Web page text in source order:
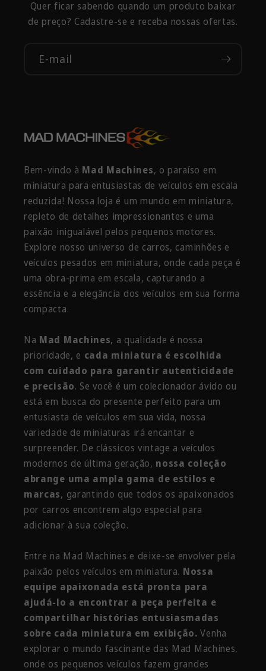
Quer ficar sabendo quando um produto baixar
de preço? Cadastre-se e receba nossas ofertas.
E-mail
Bem-vindo à Mad Machines, o paraíso em
miniatura para entusiastas de veículos em escala
reduzida! Nossa loja é um mundo em miniatura,
repleto de detalhes impressionantes e uma
paixão inigualável pelos pequenos motores.
Explore nosso universo de carros, caminhões e
veículos pesados em miniatura, onde cada peça é
uma obra-prima em escala, capturando a
essência e a elegância dos veículos em sua forma
compacta.
Na Mad Machines, a qualidade é nossa
prioridade, e cada miniatura é escolhida
com cuidado para garantir autenticidade
e precisão. Se você é um colecionador ávido ou
está em busca do presente perfeito para um
entusiasta de veículos em sua vida, nossa
variedade de miniaturas irá encantar e
surpreender. De clássicos vintage a veículos
modernos de última geração, nossa coleção
abrange uma ampla gama de estilos e
marcas, garantindo que todos os apaixonados
por carros encontrem algo especial para
adicionar à sua coleção.
Entre na Mad Machines e deixe-se envolver pela
paixão pelos veículos em miniatura. Nossa
equipe apaixonada está pronta para
ajudá-lo a encontrar a peça perfeita e
compartilhar histórias entusiasmadas
sobre cada miniatura em exibição. Venha
explorar o mundo fascinante das Mad Machines,
onde os pequenos veículos fazem grandes